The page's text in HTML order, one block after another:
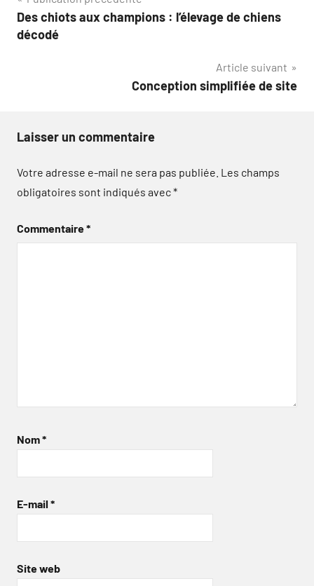
de
Des chiots aux champions : l’élevage de chiens
décodé
Article suivant
Conception simplifiée de site
Laisser un commentaire
Votre adresse e-mail ne sera pas publiée. Les champs
obligatoires sont indiqués avec*
Commentaire*
Nom*
E-mail *
Site web